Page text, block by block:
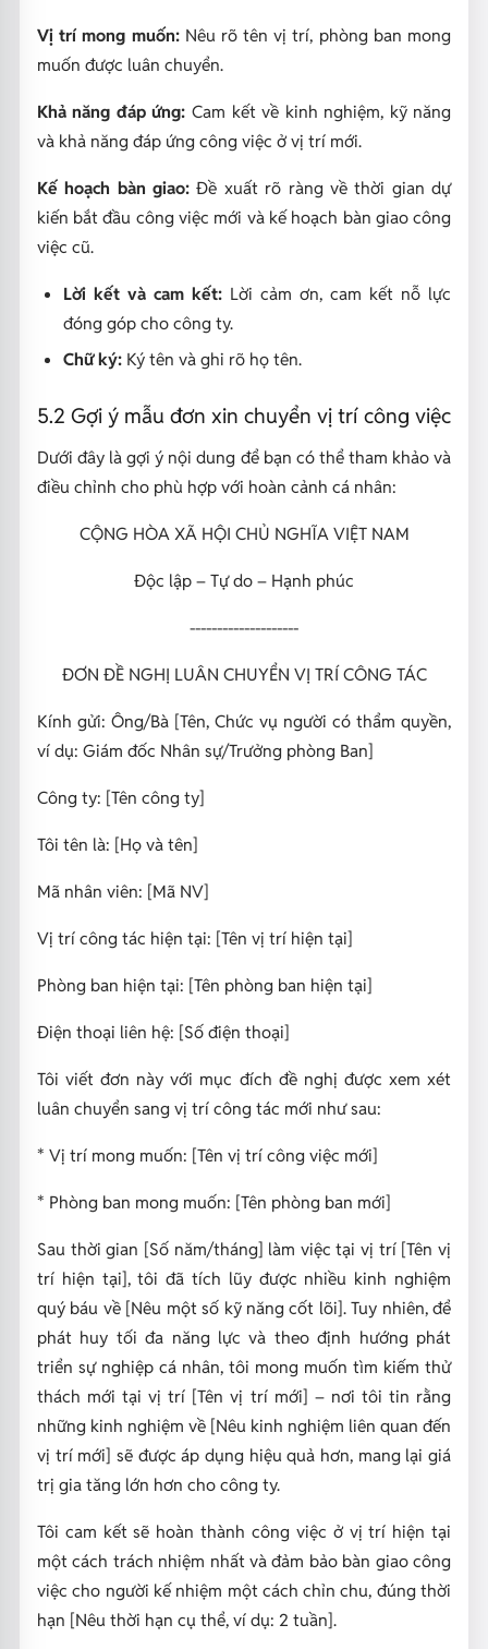
Vị trí mong muốn:Nêu rõ tên vị trí, phòng ban mong
muốn được luân chuyển.
Khả năng đáp ứng: Cam kết về kinh nghiệm, kỹ năng
và khả năng đáp ứng công việc ở vị trí mới.
Kế hoạch bàn giao: Đề xuất rõ ràng về thời gian dự
kiến bắt đầu công việc mới và kế hoạch bàn giao công
việc cũ.
Lời kết và cam kết:Lời cảm ơn, cam kết nỗ lực
đóng góp cho công ty.
Chữ ký:Ký tên và ghi rõ họ tên.
5.2 Gợi ý mẫu đơn xin chuyển vị trí công việc
Dưới đây là gợi ý nội dung để bạn có thể tham khảo và
điều chỉnh cho phù hợp với hoàn cảnh cá nhân:
CỘNG HÒA XÃ HỘI CHỦ NGHĨA VIỆT NAM
Độc lập – Tự do – Hạnh phúc
--------------------
ĐƠN ĐỀ NGHỊ LUÂN CHUYỂN VỊ TRÍ CÔNG TÁC
Kính gửi: Ông/Bà [Tên, Chức vụ người có thẩm quyền,
ví dụ: Giám đốc Nhân sự/Trưởng phòng Ban]
Công ty: [Tên công ty]
Tôi tên là: [Họ và tên]
Mã nhân viên: [Mã NV]
Vị trí công tác hiện tại: [Tên vị trí hiện tại]
Phòng ban hiện tại: [Tên phòng ban hiện tại]
Điện thoại liên hệ: [Số điện thoại]
Tôi viết đơn này với mục đích đề nghị được xem xét
luân chuyển sang vị trí công tác mới như sau:
* Vị trí mong muốn: [Tên vị trí công việc mới]
* Phòng ban mong muốn: [Tên phòng ban mới]
Sau thời gian [Số năm/tháng] làm việc tại vị trí [Tên vị
trí hiện tại], tôi đã tích lũy được nhiều kinh nghiệm
quý báu về [Nêu một số kỹ năng cốt lõi]. Tuy nhiên, để
phát huy tối đa năng lực và theo định hướng phát
triển sự nghiệp cá nhân, tôi mong muốn tìm kiếm thử
thách mới tại vị trí [Tên vị trí mới] – nơi tôi tin rằng
những kinh nghiệm về [Nêu kinh nghiệm liên quan đến
vị trí mới] sẽ được áp dụng hiệu quả hơn, mang lại giá
trị gia tăng lớn hơn cho công ty.
Tôi cam kết sẽ hoàn thành công việc ở vị trí hiện tại
một cách trách nhiệm nhất và đảm bảo bàn giao công
việc cho người kế nhiệm một cách chỉn chu, đúng thời
hạn [Nêu thời hạn cụ thể, ví dụ: 2 tuần].